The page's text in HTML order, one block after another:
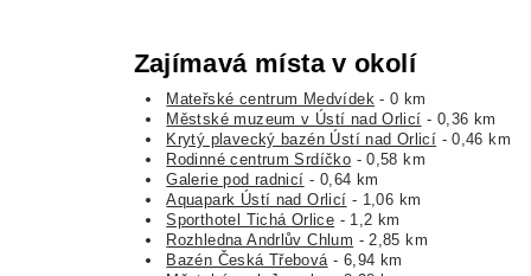
Zajímavá místa v okolí
Mateřské centrum Medvídek- 0 km
Městské muzeum v Ústí nad Orlicí - 0,36 km
Krytý plavecký bazén Ústí nad Orlicí - 0,46 km
Rodinné centrum Srdíčko - 0,58 km
Galerie pod radnicí - 0,64 km
Aquapark Ústí nad Orlicí - 1,06 km
Sporthotel Tichá Orlice - 1,2 km
Rozhledna Andrlův Chlum - 2,85 km
Bazén Česká Třebová- 6,94 km